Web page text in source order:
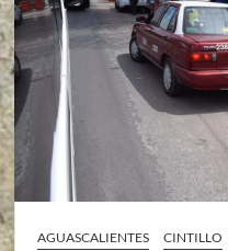
AGUASCALIENTES CINTILLO